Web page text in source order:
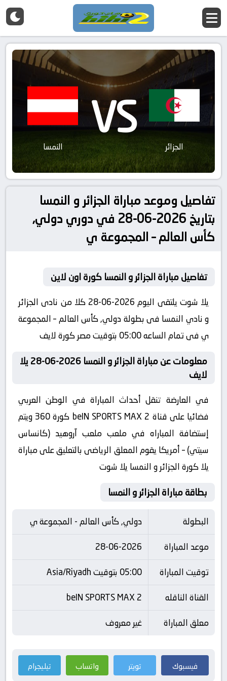
الجزائر VS النمسا
تفاصيل وموعد مباراة الجزائر و النمسا
بتاريخ 2026-06-28 في دوري دولي,
كأس العالم – المجموعة ي
تفاصيل مباراة الجزائر و النمسا كورة اون لاين
يلا شوت يلتقى اليوم 2026-06-28 كلا من نادى الجزائر
و نادي النمسا فى بطولة دولي, كأس العالم – المجموعة
ي فى تمام الساعه 05:00 بتوقيت مصر كورة لايف
معلومات عن مباراة الجزائر و النمسا 2026-06-28 يلا
لايف
في العارضة تنقل أحداث المباراة في الوطن العربي
فضائيا على قناة beIN SPORTS MAX 2 كورة 360 ويتم
إستضافة المباراه في ملعب ملعب آروهيد (كانساس
سيتي) – أمريكا يقوم المعلق الرياضى بالتعليق على مباراة
يلا كورة الجزائر و النمسا يلا شوت
بطاقة مباراة الجزائر و النمسا
البطولة
دولي, كأس العالم - المجموعة ي
موعد المباراة
28-06-2026
توقيت المباراة
05:00 بتوقيت Asia/Riyadh
القناة الناقله
beIN SPORTS MAX 2
معلق المباراة
غير معروف
فيسبوك تويتر واتساب تيليجرام